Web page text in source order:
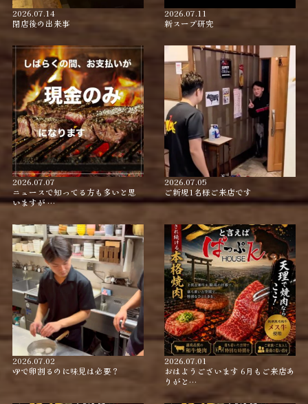
2026.07.14
閉店後の出来事
2026.07.11
新スープ研究
2026.07.07
ニュースで知ってる方も多いと思
いますが …
2026.07.05
ご新規1名様ご来店です
2026.07.02
ゆで卵割るのに味見は必要？
2026.07.01
おはようございます 6月もご来店あ
りがと…